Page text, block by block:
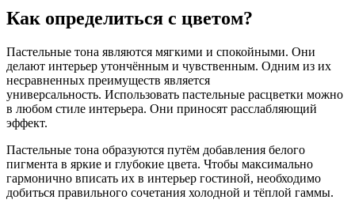
Как определиться с цветом?
Пастельные тона являются мягкими и спокойными. Они
делают интерьер утончённым и чувственным. Одним из их
несравненных преимуществ является
универсальность. Использовать пастельные расцветки можно
в любом стиле интерьера. Они приносят расслабляющий
эффект.
Пастельные тона образуются путём добавления белого
пигмента в яркие и глубокие цвета. Чтобы максимально
гармонично вписать их в интерьер гостиной, необходимо
добиться правильного сочетания холодной и тёплой гаммы.